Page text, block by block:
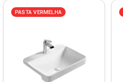
PASTA VERMELHA